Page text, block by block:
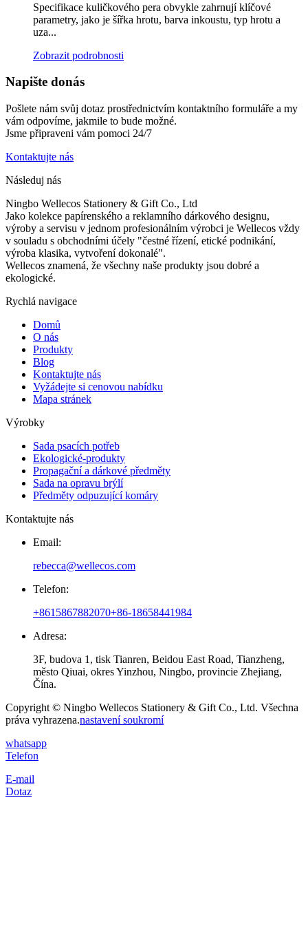
Specifikace kuličkového pera obvykle zahrnují klíčové
parametry, jako je šířka hrotu, barva inkoustu, typ hrotu a
uza...
Zobrazit podrobnosti
Napište donás
Pošlete nám svůj dotaz prostřednictvím kontaktního formuláře a my
vám odpovíme, jakmile to bude možné.
Jsme připraveni vám pomoci 24/7
Kontaktujte nás
Následuj nás
Ningbo Wellecos Stationery & Gift Co., Ltd
Jako kolekce papírenského a reklamního dárkového designu,
výroby a servisu v jednom profesionálním výrobci je Wellecos vždy
v souladu s obchodními účely "čestné řízení, etické podnikání,
výroba klasika, vytvoření dokonalé".
Wellecos znamená, že všechny naše produkty jsou dobré a
ekologické.
Rychlá navigace
Domů
O nás
Produkty
Blog
Kontaktujte nás
Vyžádejte si cenovou nabídku
Mapa stránek
Výrobky
Sada psacích potřeb
Ekologické-produkty
Propagační a dárkové předměty
Sada na opravu brýlí
Předměty odpuzující komáry
Kontaktujte nás
Email:
rebecca@wellecos.com
Telefon:
+8615867882070+86-18658441984
Adresa:
3F, budova 1, tisk Tianren, Beidou East Road, Tianzheng,
město Qiuai, okres Yinzhou, Ningbo, provincie Zhejiang,
Čína.
Copyright © Ningbo Wellecos Stationery & Gift Co., Ltd. Všechna
práva vyhrazena.nastavení soukromí
whatsapp
Telefon
E-mail
Dotaz